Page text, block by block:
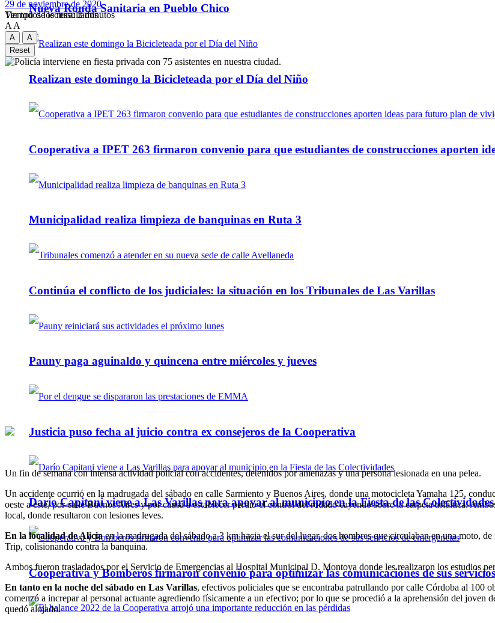
Nueva Ronda Sanitaria en Pueblo Chico
Realizan este domingo la Bicicleteada por el Día del Niño
Cooperativa a IPET 263 firmaron convenio para que estudiantes de construcciones aporten
Municipalidad realiza limpieza de banquinas en Ruta 3
Continúa el conflicto de los judiciales: la situación en los Tribunales de Las Varillas
Pauny paga aguinaldo y quincena entre miércoles y jueves
Justicia puso fecha al juicio contra ex consejeros de la Cooperativa
Darío Capitani viene a Las Varillas para apoyar al municipio en la Fiesta de las Colectividades
Cooperativa y Bomberos firmaron convenio para optimizar las comunicaciones de sus
Ver todos los ressultados
29 de noviembre de 2020
Tiempo de lectura: 2 minutos
A A
A
A
Reset
Un fin de semana con intensa actividad policial con accidentes, detenidos por amenazas y una persona lesionada en una pelea.
Un accidente ocurrió en la madrugada del sábado en calle Sarmiento y Buenos Aires, donde una motocicleta Yamaha 125,
oeste a este, por calle Buenos Aires y por causa a establecer perdió el control del rodado cayendo sobre la carpeta asfáltica.
local, donde resultaron con lesiones leves.
En la localidad de Aliciaen la madrugada del sábado a 3 km hacia el sur del lugar, dos hombres que circulaban en una moto,
Trip, colisionando contra la banquina.
Ambos fueron trasladados por el Servicio de Emergencias al Hospital Municipal D. Montoya donde les realizaron los estudios
En tanto en la noche del sábado en Las Varillas, efectivos policiales que se encontraba patrullando por calle Córdoba al 100
comenzó a increpar al personal actuante agrediendo físicamente a un efectivo; por lo que se procedió a la aprehensión del
quedó alojado.